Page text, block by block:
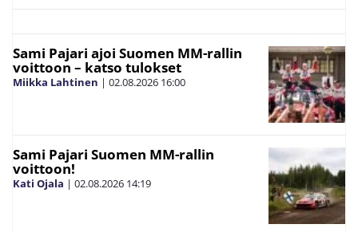
Sami Pajari ajoi Suomen MM-rallin
voittoon – katso tulokset
Miikka Lahtinen | 02.08.2026 16:00
Sami Pajari Suomen MM-rallin
voittoon!
Kati Ojala | 02.08.2026 14:19